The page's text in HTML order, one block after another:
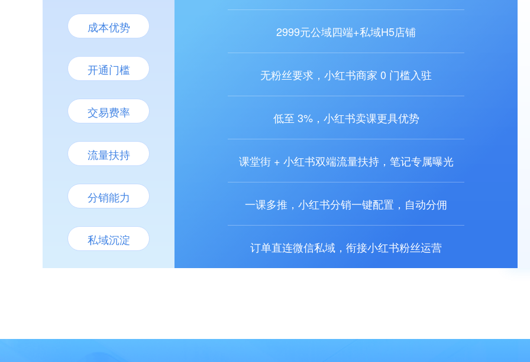
成本优势
开通门槛
交易费率
流量扶持
分销能力
私域沉淀
2999元公域四端+私域H5店铺
无粉丝要求，小红书商家 0 门槛入驻
低至 3%，小红书卖课更具优势
课堂街 + 小红书双端流量扶持，笔记专属曝光
一课多推，小红书分销一键配置，自动分佣
订单直连微信私域，衔接小红书粉丝运营